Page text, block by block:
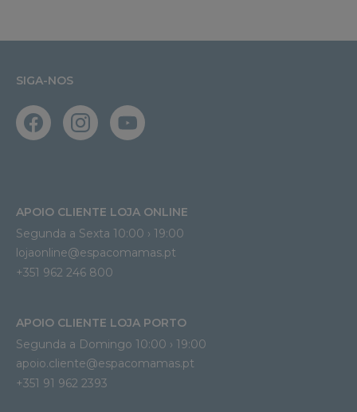
SIGA-NOS
APOIO CLIENTE LOJA ONLINE
Segunda a Sexta 10:00 › 19:00
lojaonline@espacomamas.pt
+351 962 246 800
APOIO CLIENTE LOJA PORTO
Segunda a Domingo 10:00 › 19:00
apoio.cliente@espacomamas.pt
+351 91 962 2393